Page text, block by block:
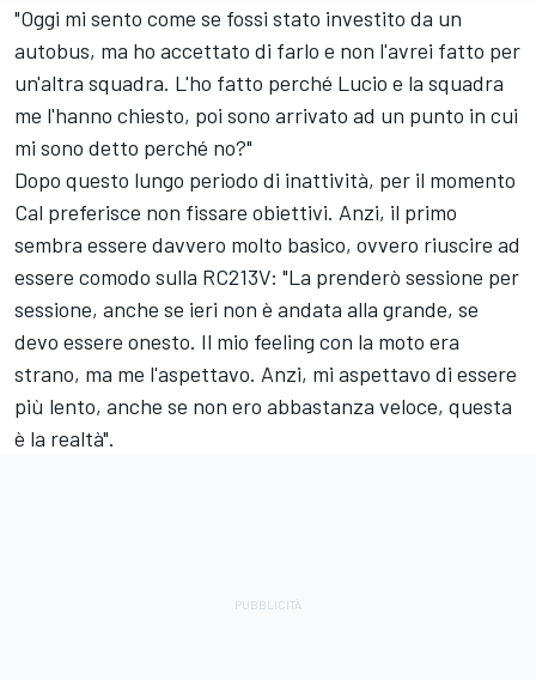
"Oggi mi sento come se fossi stato investito da un
autobus, ma ho accettato di farlo e non l'avrei fatto per
un'altra squadra. L'ho fatto perché Lucio e la squadra
me l'hanno chiesto, poi sono arrivato ad un punto in cui
mi sono detto perché no?"
Dopo questo lungo periodo di inattività, per il momento
Cal preferisce non fissare obiettivi. Anzi, il primo
sembra essere davvero molto basico, ovvero riuscire ad
essere comodo sulla RC213V: "La prenderò sessione per
sessione, anche se ieri non è andata alla grande, se
devo essere onesto. Il mio feeling con la moto era
strano, ma me l'aspettavo. Anzi, mi aspettavo di essere
più lento, anche se non ero abbastanza veloce, questa
è la realtà".